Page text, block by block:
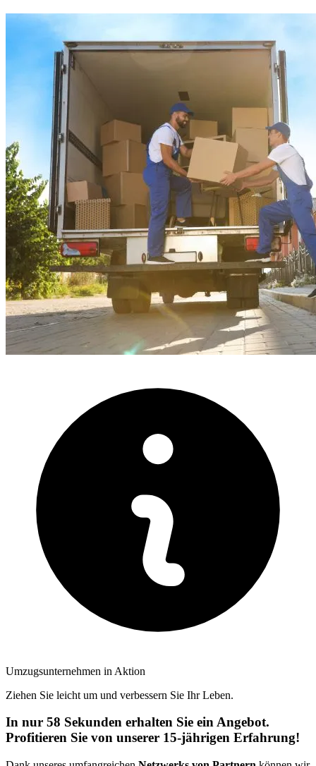
Umzugsunternehmen in Aktion
Ziehen Sie leicht um und verbessern Sie Ihr Leben.
In nur 58 Sekunden erhalten Sie ein Angebot.
Profitieren Sie von unserer 15-jährigen Erfahrung!